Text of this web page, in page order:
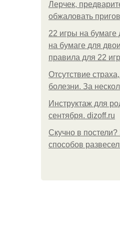
Лерчек,
обжаловать
22 игры на
на бумаге для
правила для 22 игр
Отсутствие
болезни. За
Инструктаж для
сентября. dizoff.ru
Скучно в
способов